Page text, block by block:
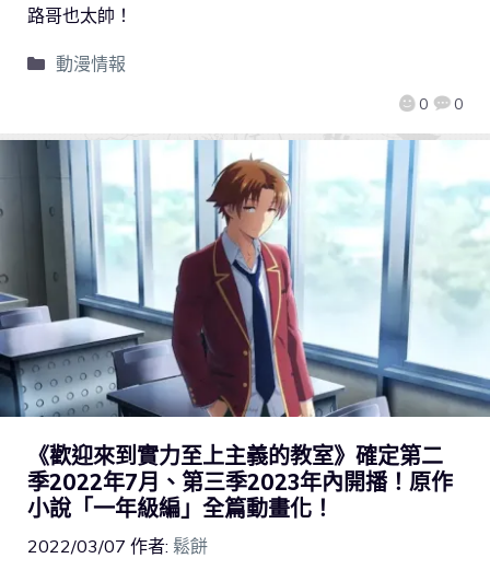
0 0
路哥也太帥！
動漫情報
《歡迎來到實力至上主義的教室》確定第二
季2022年7月、第三季2023年內開播！原作
小說「一年級編」全篇動畫化！
2022/03/07 作者: 鬆餅